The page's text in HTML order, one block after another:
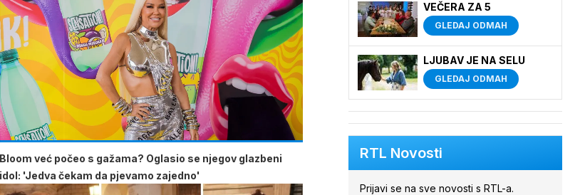
Bloom već počeo s gažama? Oglasio se njegov glazbeni
idol: 'Jedva čekam da pjevamo zajedno'
VEČERA ZA 5
GLEDAJ ODMAH
LJUBAV JE NA SELU
GLEDAJ ODMAH
RTL Novosti
Prijavi se na sve novosti s RTL-a.